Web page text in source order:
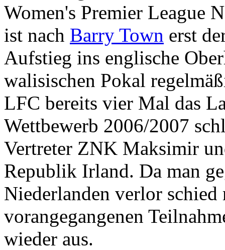
Women's Premier League
ist nach Barry Town erst
Aufstieg ins englische
walisischen Pokal
LFC bereits vier Mal das
Wettbewerb 2006/2007
Vertreter ZNK Maksimir
Republik Irland. Da man
Niederlanden verlor
vorangegangenen
wieder aus.